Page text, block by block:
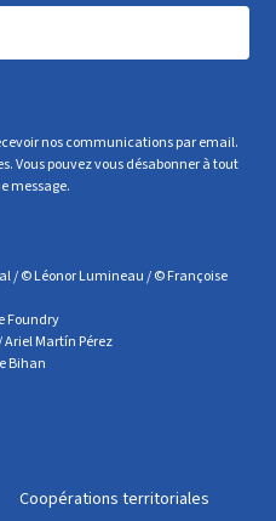
nos communications par email.
Vous pouvez vous désabonner à tout
message.
/ © Léonor Lumineau / © Françoise
Foundry
Martín Pérez
Bihan
Coopérations territoriales